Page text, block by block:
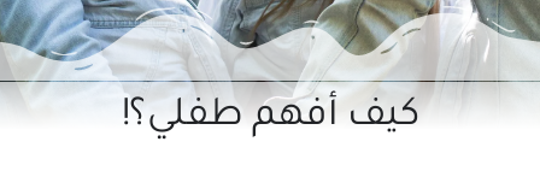
احجزي استشارة
كيف أفهم طفلي؟!